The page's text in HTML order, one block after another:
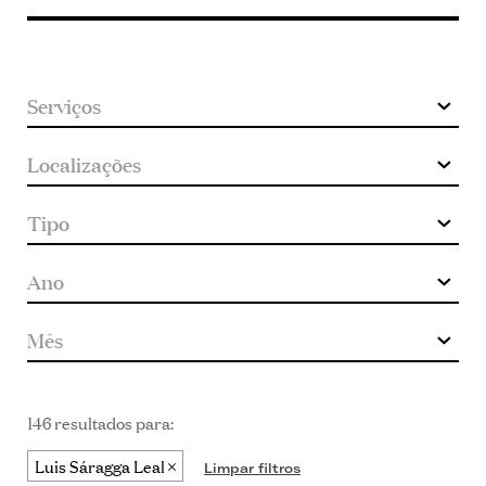
keyword
146 resultados para:
Luis Sáragga Leal
Limpar filtros